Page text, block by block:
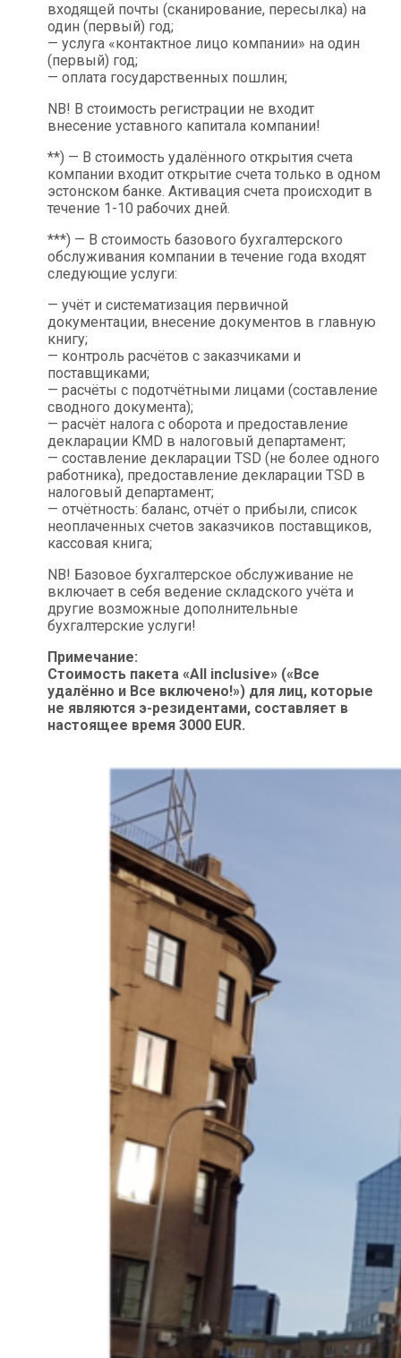
входящей почты (сканирование, пересылка) на
один (первый) год;
— услуга «контактное лицо компании» на один
(первый) год;
— оплата государственных пошлин;
NB! В стоимость регистрации не входит
внесение уставного капитала компании!
**) — В стоимость удалённого открытия счета
компании входит открытие счета только в одном
эстонском банке. Активация счета происходит в
течение 1-10 рабочих дней.
***) — В стоимость базового бухгалтерского
обслуживания компании в течение года входят
следующие услуги:
— учёт и систематизация первичной
документации, внесение документов в главную
книгу;
— контроль расчётов с заказчиками и
поставщиками;
— расчёты с подотчётными лицами (составление
сводного документа);
— расчёт налога с оборота и предоставление
декларации KMD в налоговый департамент;
— составление декларации TSD (не более одного
работника), предоставление декларации TSD в
налоговый департамент;
— отчётность: баланс, отчёт о прибыли, список
неоплаченных счетов заказчиков поставщиков,
кассовая книга;
NB! Базовое бухгалтерское обслуживание не
включает в себя ведение складского учёта и
другие возможные дополнительные
бухгалтерские услуги!
Примечание:
Стоимость пакета «All inclusive» («Все
удалённо и Все включено!») для лиц, которые
не являются э-резидентами, составляет в
настоящее время 3000 EUR.